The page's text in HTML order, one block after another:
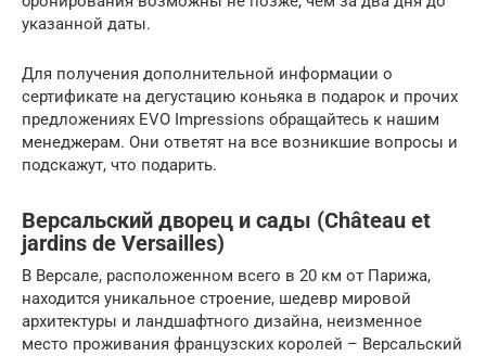
указанной даты.
Для получения дополнительной информации о
сертификате на дегустацию коньяка в подарок и прочих
предложениях EVO Impressions обращайтесь к нашим
менеджерам. Они ответят на все возникшие вопросы и
подскажут, что подарить.
Версальский дворец и сады (Château et
jardins de Versailles)
В Версале, расположенном всего в 20 км от Парижа,
находится уникальное строение, шедевр мировой
архитектуры и ландшафтного дизайна, неизменное
место проживания французских королей – Версальский